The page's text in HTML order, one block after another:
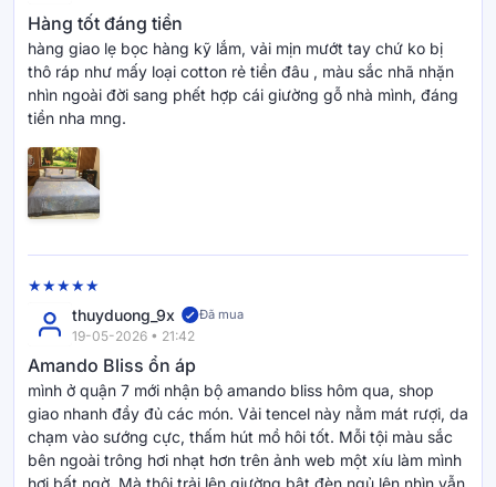
Hàng tốt đáng tiền
hàng giao lẹ bọc hàng kỹ lắm, vải mịn mướt tay chứ ko bị
thô ráp như mấy loại cotton rẻ tiền đâu , màu sắc nhã nhặn
nhìn ngoài đời sang phết hợp cái giường gỗ nhà mình, đáng
tiền nha mng.
thuyduong_9x Đã mua
19-05-2026 • 21:42
Amando Bliss ổn áp
mình ở quận 7 mới nhận bộ amando bliss hôm qua, shop
giao nhanh đầy đủ các món. Vải tencel này nằm mát rượi, da
chạm vào sướng cực, thấm hút mồ hôi tốt. Mỗi tội màu sắc
bên ngoài trông hơi nhạt hơn trên ảnh web một xíu làm mình
hơi bất ngờ. Mà thôi trải lên giường bật đèn ngủ lên nhìn vẫn